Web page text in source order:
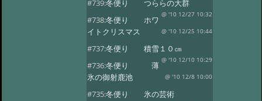
#739:冬便り つららの大群
@ '10 12/27 10:32
#738:冬便り ホワ
イトクリスマス
@ '10 12/25 10:44
#737:冬便り 積雪１０㎝
@ '10 12/10 10:29
#736:冬便り 薄
氷の御射鹿池
@ '10 12/8 10:00
#735:冬便り 氷の芸術